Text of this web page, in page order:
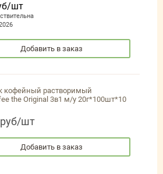
шт
Добавить в заказ
кофейный растворимый
the Original 3в1 м/у 20г*100шт*10
шт
Добавить в заказ